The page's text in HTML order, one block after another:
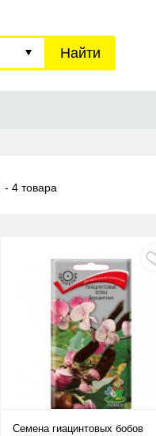
Найти
- 4 товара
Семена гиацинтовых бобов